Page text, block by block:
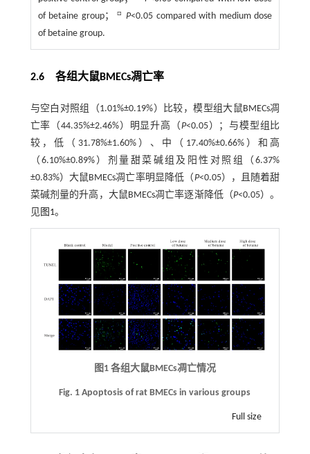
of betaine group；□ P<0.05 compared with medium dose
of betaine group.
2.6 各组大鼠BMECs凋亡率
与空白对照组（1.01%±0.19%）比较，模型组大鼠BMECs凋
亡率（44.35%±2.46%）明显升高（P<0.05）；与模型组比
较，低（31.78%±1.60%）、中（17.40%±0.66%）和高
（6.10%±0.89%）剂量甜菜碱组及阳性对照组（6.37%
±0.83%）大鼠BMECs凋亡率明显降低（P<0.05），且随着甜
菜碱剂量的升高，大鼠BMECs凋亡率逐渐降低（P<0.05）。
见图1。
图1 各组大鼠BMECs凋亡情况
Fig. 1 Apoptosis of rat BMECs in various groups
Full size